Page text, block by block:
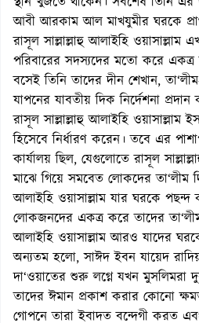
আবী আরকাম আল মাখযুমীর ঘরকে
রাসূল সাল্লাল্লাহু আলাইহি
পরিবারের সদস্যদের মতো করে
বসেই তিনি তাদের দীন শেখান,
যাপনের যাবতীয় দিক নির্দেশনা
রাসূল সাল্লাল্লাহু আলাইহি ওয়াসাল্লাম
হিসেবে নির্ধারণ করেন। তবে এর
কার্যালয় ছিল, যেগুলোতে রাসূল
মাঝে গিয়ে সমবেত লোকদের তা‘লীম
আলাইহি ওয়াসাল্লাম যার ঘরকে পছন্দ
লোকজনদের একত্র করে তাদের তা‘লীম
আলাইহি ওয়াসাল্লাম আরও যাদের
অন্যতম হলো, সাঈদ ইবন যায়েদ
দা‘ওয়াতের শুরু লগ্নে যখন মুসলিমরা
তাদের ঈমান প্রকাশ করার কোনো
গোপনে তারা ইবাদত বন্দেগী করত